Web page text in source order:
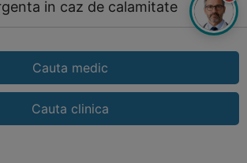
in caz de calamitate
Cauta medic
Cauta clinica